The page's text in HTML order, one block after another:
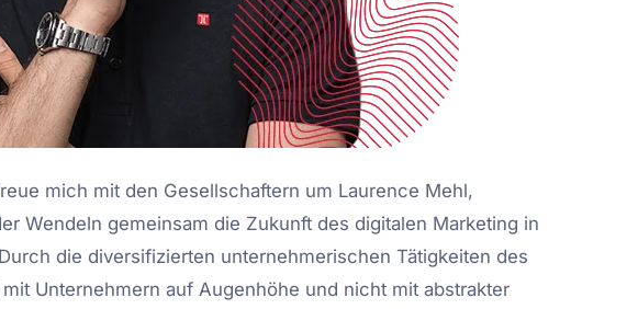
mich mit den Gesellschaftern um Laurence Mehl,
Wendeln gemeinsam die Zukunft des digitalen Marketing in
die diversifizierten unternehmerischen Tätigkeiten des
Unternehmern auf Augenhöhe und nicht mit abstrakter